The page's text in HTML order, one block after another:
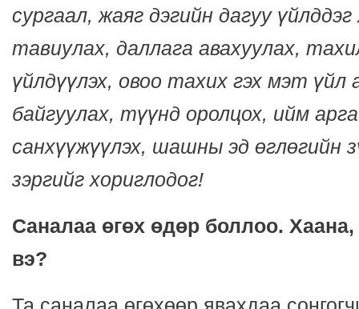
сургаал, жаяг дэгийн дагуу
тавиулах, даллага авахуулах,
үйлдүүлэх, овоо тахих гэх мэт үйл
байгуулах, түүнд оролцох, ийм
санхүүжүүлэх, шашны эд өглөгийн
зэргийг хориглодог!
Саналаа өгөх өдөр боллоо. Хаана,
вэ?